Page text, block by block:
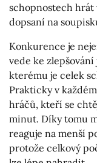
schopnostech hrát
dopsaní na
Konkurence je
vede ke
kterému je celek
Prakticky v
hráčů, kteří se
minut. Díky tomu
reaguje na menší
protože celkový